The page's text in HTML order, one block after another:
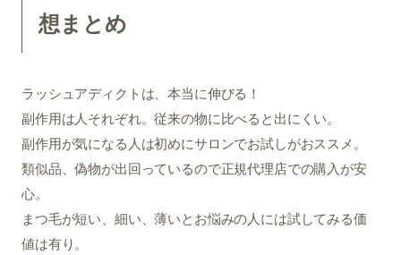
想まとめ
ラッシュアディクトは、本当に伸びる！
副作用は人それぞれ。従来の物に比べると出にくい。
副作用が気になる人は初めにサロンでお試しがおススメ。
類似品、偽物が出回っているので正規代理店での購入が安
心。
まつ毛が短い、細い、薄いとお悩みの人には試してみる価
値は有り。